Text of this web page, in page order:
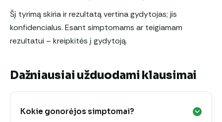
Šį tyrimą skiria ir rezultatą vertina gydytojas; jis
konfidencialus. Esant simptomams ar teigiamam
rezultatui – kreipkitės į gydytoją.
Dažniausiai užduodami klausimai
Kokie gonorėjos simptomai?